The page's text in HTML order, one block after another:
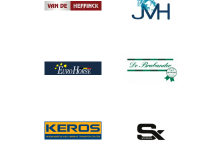
Afbeelding
Afbeelding
Afbeelding
Afbeelding
Afbeelding